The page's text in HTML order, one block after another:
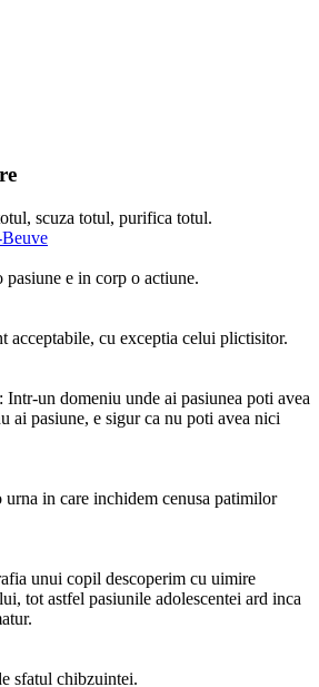
scuza totul, purifica totul.
pasiune e in corp o actiune.
acceptabile, cu exceptia celui plictisitor.
Intr-un domeniu unde ai pasiunea poti avea
ai pasiune, e sigur ca nu poti avea nici
urna in care inchidem cenusa patimilor
unui copil descoperim cu uimire
tot astfel pasiunile adolescentei ard inca
sfatul chibzuintei.